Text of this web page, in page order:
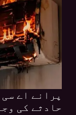
پرانے اے
حادثے کی